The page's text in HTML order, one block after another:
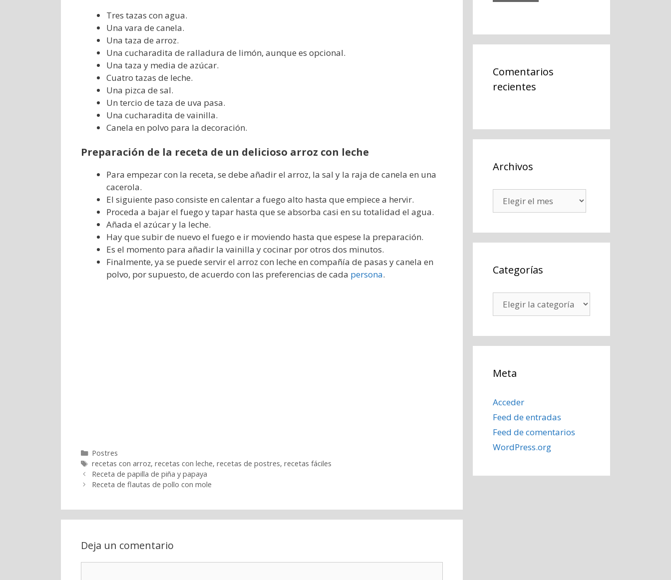
Tres tazas con agua.
Una vara de canela.
Una taza de arroz.
Una cucharadita de ralladura de limón, aunque es opcional.
Una taza y media de azúcar.
Cuatro tazas de leche.
Una pizca de sal.
Un tercio de taza de uva pasa.
Una cucharadita de vainilla.
Canela en polvo para la decoración.
Preparación de la receta de un delicioso arroz con leche
Para empezar con la receta, se debe añadir el arroz, la sal y la raja de canela en una
cacerola.
El siguiente paso consiste en calentar a fuego alto hasta que empiece a hervir.
Proceda a bajar el fuego y tapar hasta que se absorba casi en su totalidad el agua.
Añada el azúcar y la leche.
Hay que subir de nuevo el fuego e ir moviendo hasta que espese la preparación.
Es el momento para añadir la vainilla y cocinar por otros dos minutos.
Finalmente, ya se puede servir el arroz con leche en compañía de pasas y canela en
polvo, por supuesto, de acuerdo con las preferencias de cada persona.
Categorías
Postres
Etiquetas
recetas con arroz, recetas con leche, recetas de postres, recetas fáciles
Receta de papilla de piña y papaya
Receta de flautas de pollo con mole
Deja un comentario
Comentarios
recientes
Archivos
Categorías
Meta
Acceder
Feed de entradas
Feed de comentarios
WordPress.org